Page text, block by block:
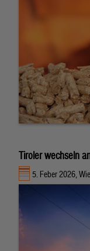
Tiroler wechseln
5. Feber 2026,